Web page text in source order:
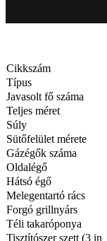
Cikkszám
Típus
Javasolt fő száma
Teljes méret
Súly
Sütőfelület mérete
Gázégők száma
Oldalégő
Hátsó égő
Melegentartó rács
Forgó grillnyárs
Téli takaróponya
Tisztítószer szett (3 in